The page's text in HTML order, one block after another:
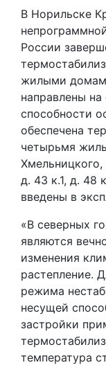
В Норильске
России
жилыми
направлены
способности
обеспечена
четырьмя
Хмельницкого,
д. 43 к.1, д. 48
введены в
«В северных
являются
изменения
растепление.
режима
несущей
застройки
температура